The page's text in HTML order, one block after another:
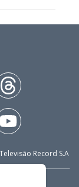
Record S.A